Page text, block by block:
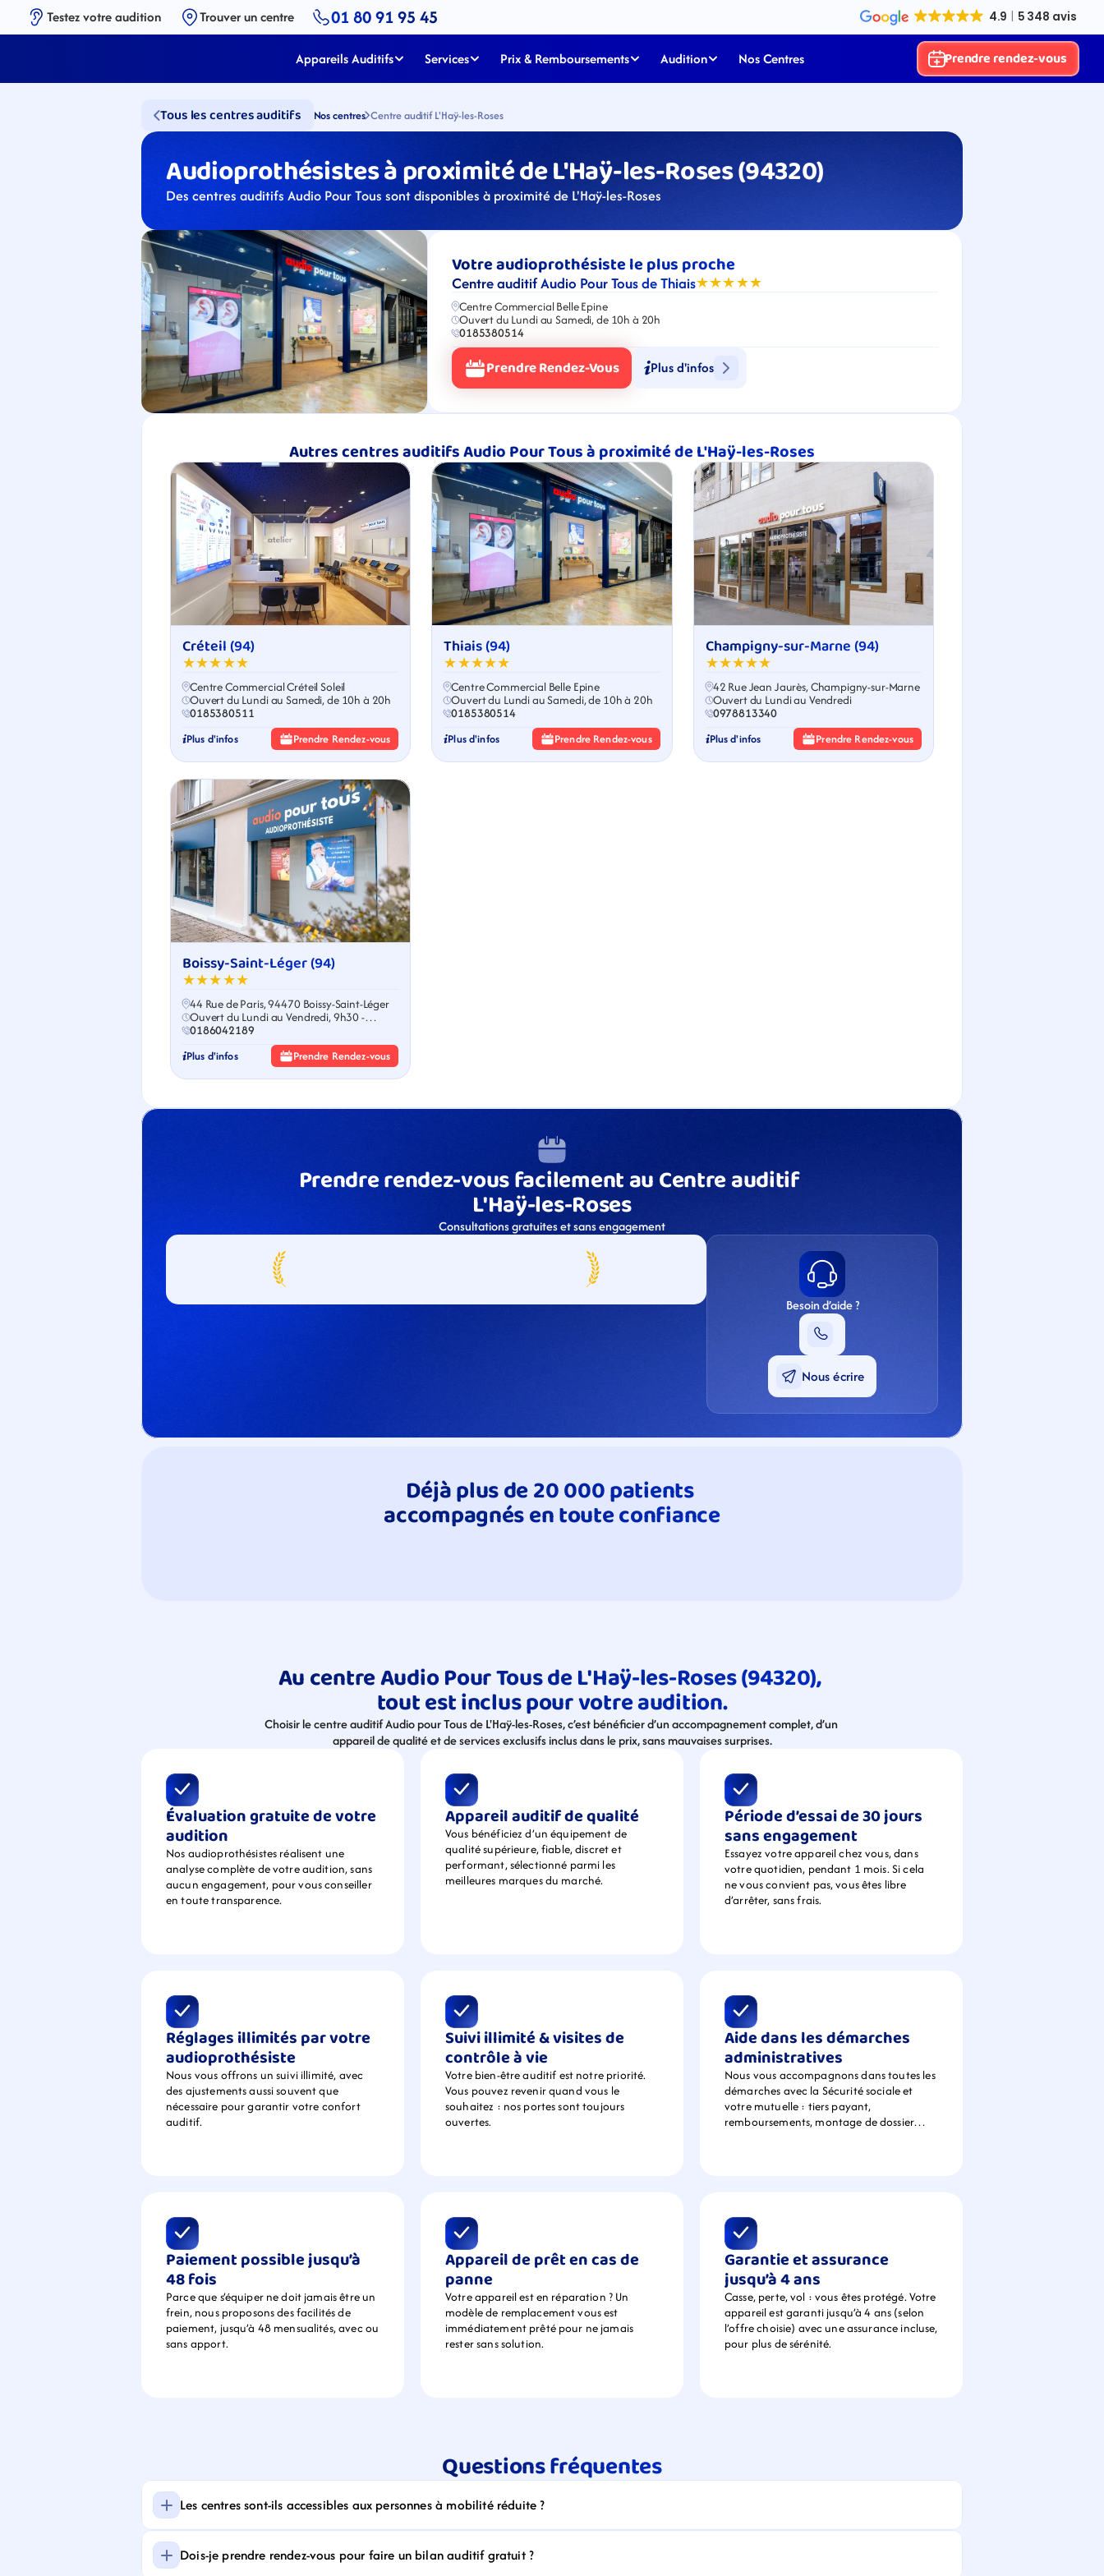
Testez votre audition Trouver un centre 01 80 91 95 45
Appareils Auditifs Services Prix & Remboursements Audition Nos Centres Prendre rendez-vous
Tous les centres auditifs Nos centres Centre auditif L'Haÿ-les-Roses
Audioprothésistes à proximité de L'Haÿ-les-Roses (94320)
Des centres auditifs Audio Pour Tous sont disponibles à proximité de L'Haÿ-les-Roses
Votre audioprothésiste le plus proche
Centre auditif Audio Pour Tous de Thiais★★★★★
Centre Commercial Belle Epine
Ouvert du Lundi au Samedi, de 10h à 20h
0185380514
Prendre Rendez-Vous Plus d'infos
Autres centres auditifs Audio Pour Tous à proximité de L'Haÿ-les-Roses
Créteil (94)
★★★★★
Centre Commercial Créteil Soleil
Ouvert du Lundi au Samedi, de 10h à 20h
0185380511
Plus d'infos Prendre Rendez-vous
Thiais (94)
★★★★★
Centre Commercial Belle Epine
Ouvert du Lundi au Samedi, de 10h à 20h
0185380514
Plus d'infos Prendre Rendez-vous
Champigny-sur-Marne (94)
★★★★★
42 Rue Jean Jaurès, Champigny-sur-Marne
Ouvert du Lundi au Vendredi
0978813340
Plus d'infos Prendre Rendez-vous
Boissy-Saint-Léger (94)
★★★★★
44 Rue de Paris, 94470 Boissy-Saint-Léger
Ouvert du Lundi au Vendredi, 9h30 -
18h30
0186042189
Plus d'infos Prendre Rendez-vous
Prendre rendez-vous facilement au Centre auditif
L'Haÿ-les-Roses
Consultations gratuites et sans engagement
Besoin d’aide ?
Nous écrire
Déjà plus de 20 000 patients
accompagnés en toute confiance
Au centre Audio Pour Tous de L'Haÿ-les-Roses (94320),
tout est inclus pour votre audition.
Choisir le centre auditif Audio pour Tous de L'Haÿ-les-Roses, c’est bénéficier d’un accompagnement complet, d’un
appareil de qualité et de services exclusifs inclus dans le prix, sans mauvaises surprises.
Évaluation gratuite de votre
audition
Nos audioprothésistes réalisent une
analyse complète de votre audition, sans
aucun engagement, pour vous conseiller
en toute transparence.
Appareil auditif de qualité
Vous bénéficiez d’un équipement de
qualité supérieure, fiable, discret et
performant, sélectionné parmi les
meilleures marques du marché.
Période d’essai de 30 jours
sans engagement
Essayez votre appareil chez vous, dans
votre quotidien, pendant 1 mois. Si cela
ne vous convient pas, vous êtes libre
d’arrêter, sans frais.
Réglages illimités par votre
audioprothésiste
Nous vous offrons un suivi illimité, avec
des ajustements aussi souvent que
nécessaire pour garantir votre confort
auditif.
Suivi illimité & visites de
contrôle à vie
Votre bien-être auditif est notre priorité.
Vous pouvez revenir quand vous le
souhaitez : nos portes sont toujours
ouvertes.
Aide dans les démarches
administratives
Nous vous accompagnons dans toutes les
démarches avec la Sécurité sociale et
votre mutuelle : tiers payant,
remboursements, montage de dossier…
Paiement possible jusqu’à
48 fois
Parce que s’équiper ne doit jamais être un
frein, nous proposons des facilités de
paiement, jusqu’à 48 mensualités, avec ou
sans apport.
Appareil de prêt en cas de
panne
Votre appareil est en réparation ? Un
modèle de remplacement vous est
immédiatement prêté pour ne jamais
rester sans solution.
Garantie et assurance
jusqu’à 4 ans
Casse, perte, vol : vous êtes protégé. Votre
appareil est garanti jusqu’à 4 ans (selon
l’offre choisie) avec une assurance incluse,
pour plus de sérénité.
Questions fréquentes
Les centres sont-ils accessibles aux personnes à mobilité réduite ?
Dois-je prendre rendez-vous pour faire un bilan auditif gratuit ?